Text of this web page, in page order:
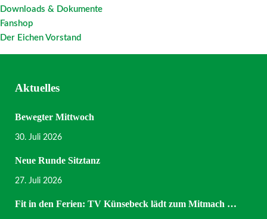
Downloads & Dokumente
Fanshop
Der Eichen Vorstand
Aktuelles
Bewegter Mittwoch
30. Juli 2026
Neue Runde Sitztanz
27. Juli 2026
Fit in den Ferien: TV Künsebeck lädt zum Mitmach …